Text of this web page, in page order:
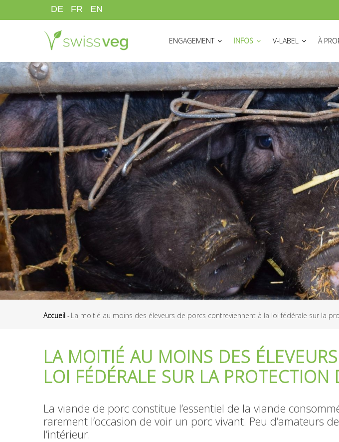
au
DE FR EN
ENGAGEMENT
INFOS V-LABEL À
d'Ariane
Accueil - La moitié au moins des éleveurs de porcs contreviennent à la loi fédérale sur la
LA MOITIÉ AU MOINS DES
LOI FÉDÉRALE SUR LA PROTECTION
La viande de porc constitue l’essentiel de la viande
rarement l’occasion de voir un porc vivant. Peu d’amateurs
l’intérieur.